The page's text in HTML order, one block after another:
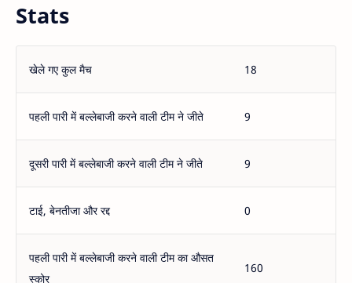
Stats
खेले गए कुल मैच 18
पहली पारी में बल्लेबाजी करने वाली टीम ने जीते 9
दूसरी पारी में बल्लेबाजी करने वाली टीम ने जीते 9
टाई, बेनतीजा और रद्द 0
पहली पारी में बल्लेबाजी करने वाली टीम का औसत
स्कोर
160